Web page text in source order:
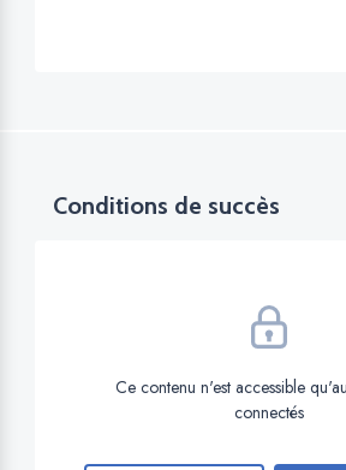
Conditions de succès
Ce contenu n'est accessible
connectés